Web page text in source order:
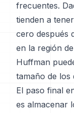
frecuentes.
tienden a
cero después
en la región
Huffman
tamaño de los
El paso final
es almacenar